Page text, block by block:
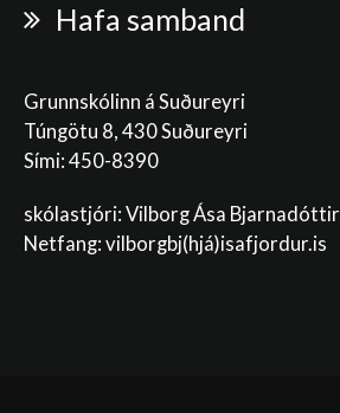
Hafa samband
Grunnskólinn á Suðureyri
Túngötu 8, 430 Suðureyri
Sími: 450-8390
skólastjóri: Vilborg Ása Bjarnadóttir
Netfang: vilborgbj(hjá)isafjordur.is